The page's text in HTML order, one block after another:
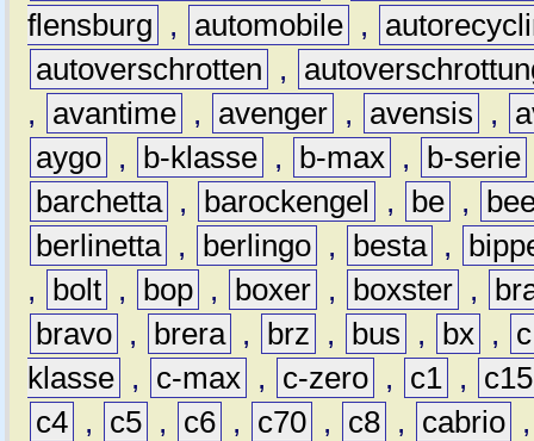
flensburg
, automobile ,
autoverschrotten
,
,
avantime , avenger , avensis ,
aygo , b-klasse , b-max , b-serie
barchetta , barockengel , be ,
berlinetta , berlingo , besta ,
,
bolt , bop , boxer , boxster ,
bravo , brera , brz , bus , bx ,
c
klasse , c-max , c-zero , c1 ,
c15
c4 , c5 , c6 , c70 , c8 , cabrio